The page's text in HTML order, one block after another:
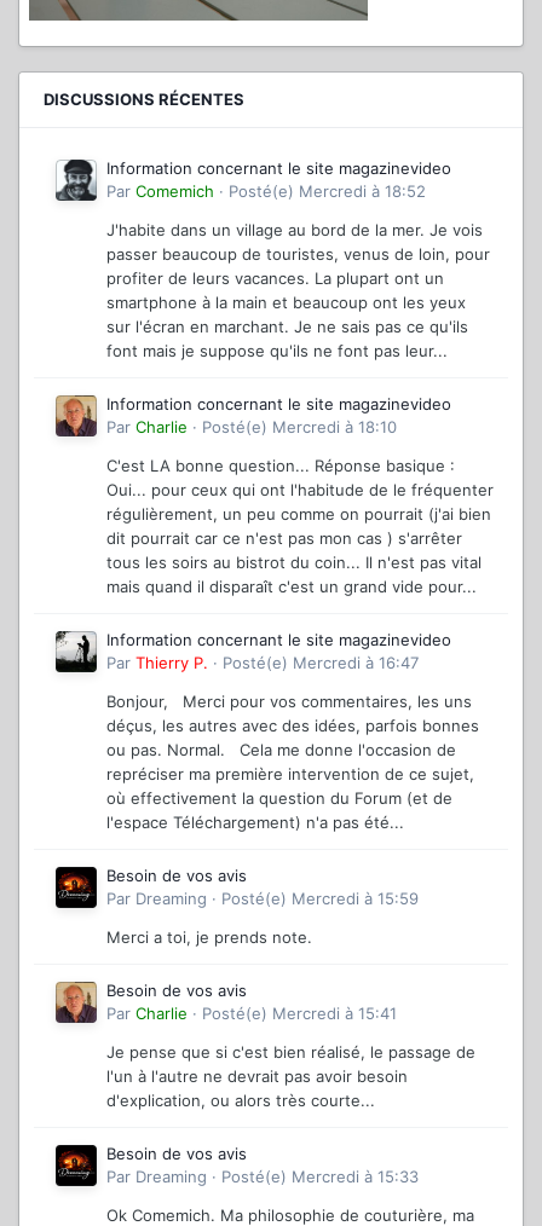
DISCUSSIONS RÉCENTES
Information concernant le site magazinevideo
Par Comemich · Posté(e) Mercredi à 18:52
J'habite dans un village au bord de la mer. Je vois
passer beaucoup de touristes, venus de loin, pour
profiter de leurs vacances. La plupart ont un
smartphone à la main et beaucoup ont les yeux
sur l'écran en marchant. Je ne sais pas ce qu'ils
font mais je suppose qu'ils ne font pas leur...
Information concernant le site magazinevideo
Par Charlie · Posté(e) Mercredi à 18:10
C'est LA bonne question... Réponse basique :
Oui... pour ceux qui ont l'habitude de le fréquenter
régulièrement, un peu comme on pourrait (j'ai bien
dit pourrait car ce n'est pas mon cas ) s'arrêter
tous les soirs au bistrot du coin... Il n'est pas vital
mais quand il disparaît c'est un grand vide pour...
Information concernant le site magazinevideo
Par Thierry P. · Posté(e) Mercredi à 16:47
Bonjour, Merci pour vos commentaires, les uns
déçus, les autres avec des idées, parfois bonnes
ou pas. Normal. Cela me donne l'occasion de
repréciser ma première intervention de ce sujet,
où effectivement la question du Forum (et de
l'espace Téléchargement) n'a pas été...
Besoin de vos avis
Par Dreaming · Posté(e) Mercredi à 15:59
Merci a toi, je prends note.
Besoin de vos avis
Par Charlie · Posté(e) Mercredi à 15:41
Je pense que si c'est bien réalisé, le passage de
l'un à l'autre ne devrait pas avoir besoin
d'explication, ou alors très courte...
Besoin de vos avis
Par Dreaming · Posté(e) Mercredi à 15:33
Ok Comemich. Ma philosophie de couturière, ma